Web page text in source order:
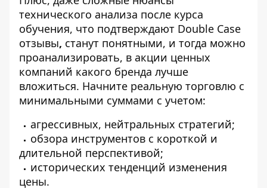
технического анализа после курса
обучения, что подтверждают Double Case
отзывы, станут понятными, и тогда можно
проанализировать, в акции ценных
компаний какого бренда лучше
вложиться. Начните реальную торговлю с
минимальными суммами с учетом:
агрессивных, нейтральных стратегий;
обзора инструментов с короткой и
длительной перспективой;
исторических тенденций изменения
цены.